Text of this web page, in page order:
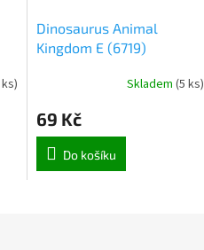
)
Dinosaurus Animal
Kingdom E (6719)
Skladem(5 ks)
69 Kč
Do košíku